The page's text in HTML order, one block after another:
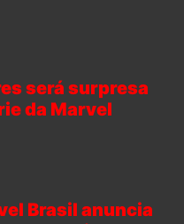
será surpresa
da Marvel
Brasil anuncia